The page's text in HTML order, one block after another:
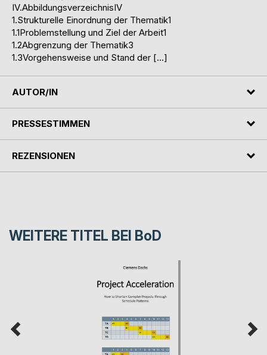
IV.AbbildungsverzeichnisIV
1.Strukturelle Einordnung der Thematik1
1.1Problemstellung und Ziel der Arbeit1
1.2Abgrenzung der Thematik3
1.3Vorgehensweise und Stand der […]
AUTOR/IN
PRESSESTIMMEN
REZENSIONEN
WEITERE TITEL BEI BoD